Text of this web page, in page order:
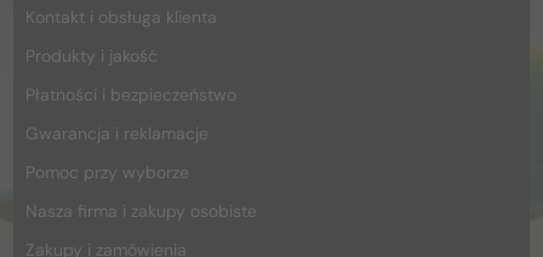
Kontakt i obsługa klienta
Produkty i jakość
Płatności i bezpieczeństwo
Gwarancja i reklamacje
Pomoc przy wyborze
Nasza firma i zakupy osobiste
Zakupy i zamówienia